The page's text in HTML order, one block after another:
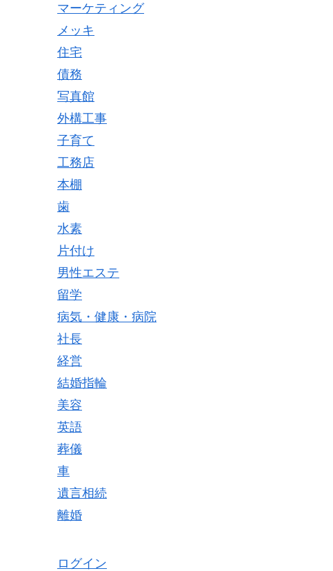
マーケティング
メッキ
住宅
債務
写真館
外構工事
子育て
工務店
本棚
歯
水素
片付け
男性エステ
留学
病気・健康・病院
社長
経営
結婚指輪
美容
英語
葬儀
車
遺言相続
離婚
ログイン